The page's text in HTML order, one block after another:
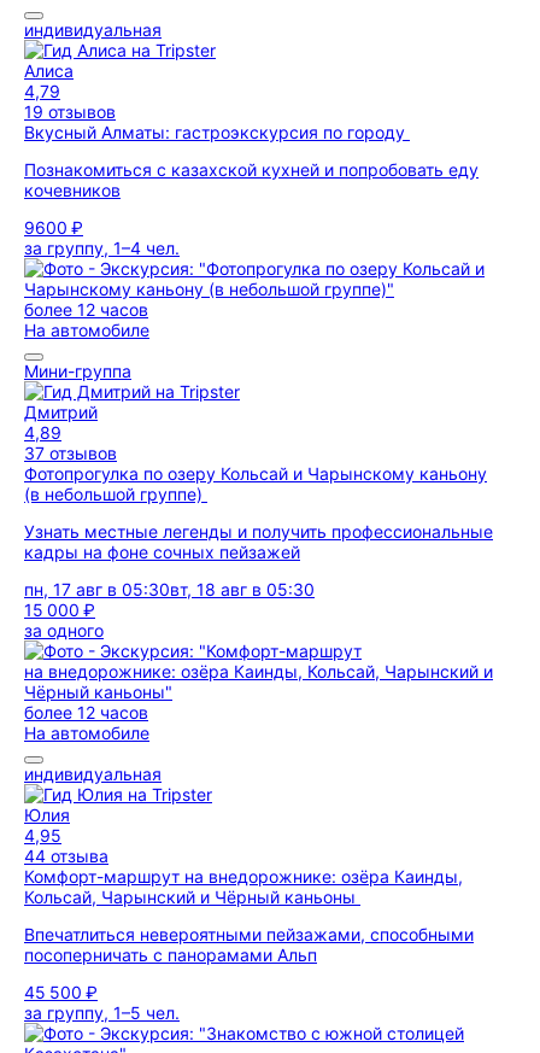
индивидуальная
Алиса
4,79
19 отзывов
Вкусный Алматы: гастроэкскурсия по городу
Познакомиться с казахской кухней и попробовать еду
кочевников
9600 ₽
за группу, 1–4 чел.
более 12 часов
На автомобиле
Мини-группа
Дмитрий
4,89
37 отзывов
Фотопрогулка по озеру Кольсай и Чарынскому каньону
(в небольшой группе)
Узнать местные легенды и получить профессиональные
кадры на фоне сочных пейзажей
пн, 17 авг в 05:30вт, 18 авг в 05:30
15 000 ₽
за одного
более 12 часов
На автомобиле
индивидуальная
Юлия
4,95
44 отзыва
Комфорт-маршрут на внедорожнике: озёра Каинды,
Кольсай, Чарынский и Чёрный каньоны
Впечатлиться невероятными пейзажами, способными
посоперничать с панорамами Альп
45 500 ₽
за группу, 1–5 чел.